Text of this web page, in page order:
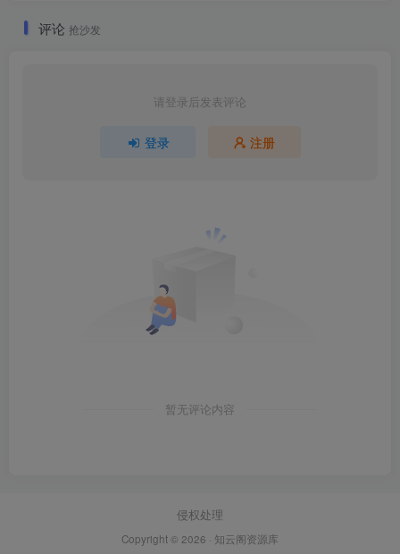
评论 抢沙发
请登录后发表评论
登录 注册
暂无评论内容
侵权处理
Copyright © 2026 · 知云阁资源库